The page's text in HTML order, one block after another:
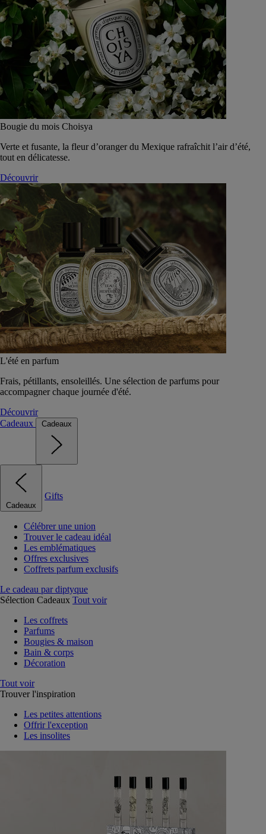
Bougie du mois Choisya
Verte et fusante, la fleur d’oranger du Mexique rafraîchit l’air d’été,
tout en délicatesse.
Découvrir
L'été en parfum
Frais, pétillants, ensoleillés. Une sélection de parfums pour
accompagner chaque journée d'été.
Découvrir
Cadeaux
Cadeaux
Cadeaux
Gifts
Célébrer une union
Trouver le cadeau idéal
Les emblématiques
Offres exclusives
Coffrets parfum exclusifs
Le cadeau par diptyque
Sélection Cadeaux Tout voir
Les coffrets
Parfums
Bougies & maison
Bain & corps
Décoration
Tout voir
Trouver l'inspiration
Les petites attentions
Offrir l'exception
Les insolites